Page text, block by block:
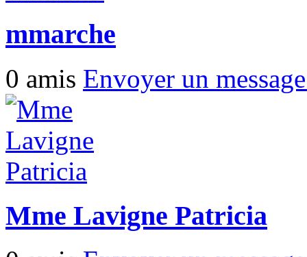
mmarche
0 amis Envoyer un
Mme Lavigne Patricia